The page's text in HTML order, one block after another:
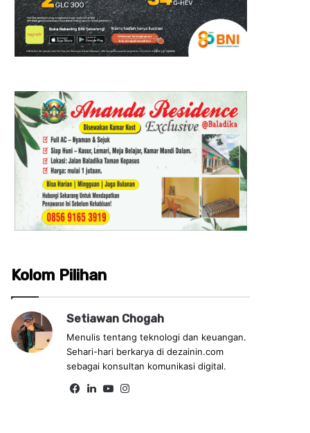
Kolom Pilihan
Setiawan Chogah
Menulis tentang teknologi dan keuangan.
Sehari-hari berkarya di dezainin.com
sebagai konsultan komunikasi digital.
Fa Lin Yo